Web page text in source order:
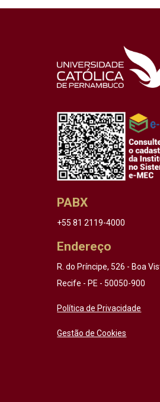
PABX
+55 81 2119-4000
Endereço
R. do Príncipe, 526 - Boa
Recife - PE - 50050-900
Política de Privacidade
Gestão de Cookies